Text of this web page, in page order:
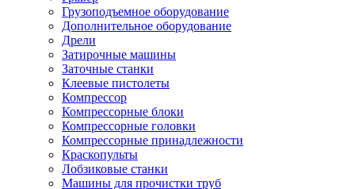
Грузоподъемное оборудование
Дополнительное оборудование
Дрели
Затирочные машины
Заточные станки
Клеевые пистолеты
Компрессор
Компрессорные блоки
Компрессорные головки
Компрессорные принадлежности
Краскопульты
Лобзиковые станки
Машины для прочистки труб